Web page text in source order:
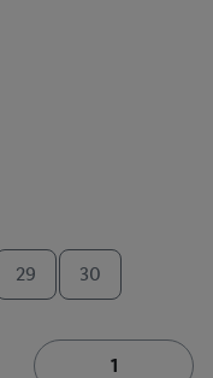
29 30